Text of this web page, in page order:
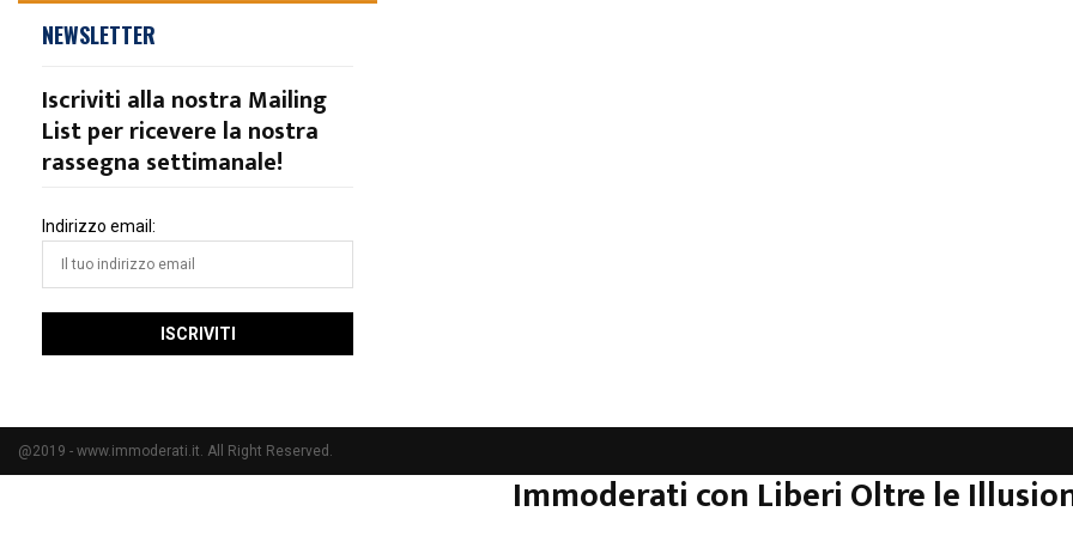
NEWSLETTER
Iscriviti alla nostra Mailing
List per ricevere la nostra
rassegna settimanale!
Indirizzo email:
@2019 - www.immoderati.it. All Right Reserved.
Immoderati con Liberi Oltre le